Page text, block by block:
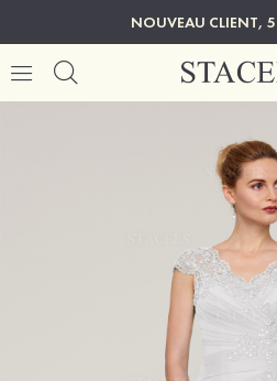
NOUVEAU CLIENT, 5